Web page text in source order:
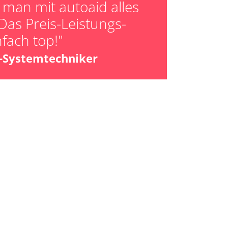
AGR Adaptionswerte
HFM Anpassungen
mit autoaid alles
Preis-Leistungs-
top!"
Systemtechniker